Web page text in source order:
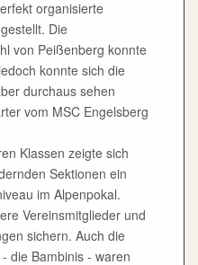
organisierte
Die
von Peißenberg konnte
konnte sich die
durchaus sehen
vom MSC Engelsberg
Klassen zeigte sich
Sektionen ein
im Alpenpokal.
Vereinsmitglieder und
sichern. Auch die
die Bambinis - waren